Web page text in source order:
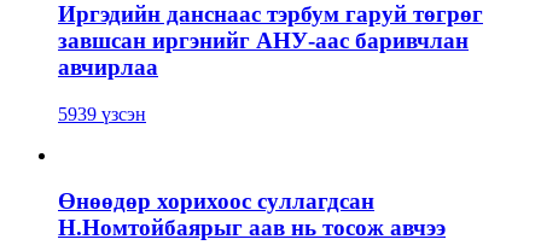
Иргэдийн данснаас тэрбум гаруй төгрөг
завшсан иргэнийг АНУ-аас баривчлан
авчирлаа
5939 үзсэн
Өнөөдөр хорихоос суллагдсан
Н.Номтойбаярыг аав нь тосож авчээ